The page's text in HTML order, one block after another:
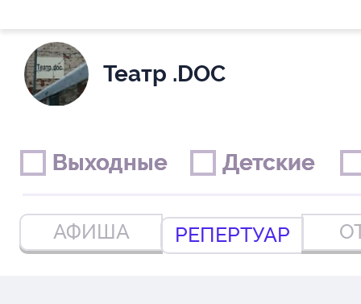
Театр .DOC
АФИША РЕПЕРТУАР
Выходные
Выходные Детские
Детские